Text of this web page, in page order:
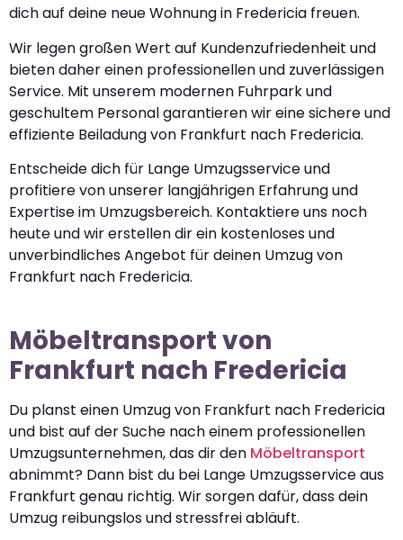
dich auf deine neue Wohnung in Fredericia freuen.
Wir legen großen Wert auf Kundenzufriedenheit und
bieten daher einen professionellen und zuverlässigen
Service. Mit unserem modernen Fuhrpark und
geschultem Personal garantieren wir eine sichere und
effiziente Beiladung von Frankfurt nach Fredericia.
Entscheide dich für Lange Umzugsservice und
profitiere von unserer langjährigen Erfahrung und
Expertise im Umzugsbereich. Kontaktiere uns noch
heute und wir erstellen dir ein kostenloses und
unverbindliches Angebot für deinen Umzug von
Frankfurt nach Fredericia.
Möbeltransport von
Frankfurt nach Fredericia
Du planst einen Umzug von Frankfurt nach Fredericia
und bist auf der Suche nach einem professionellen
Umzugsunternehmen, das dir den Möbeltransport
abnimmt? Dann bist du bei Lange Umzugsservice aus
Frankfurt genau richtig. Wir sorgen dafür, dass dein
Umzug reibungslos und stressfrei abläuft.